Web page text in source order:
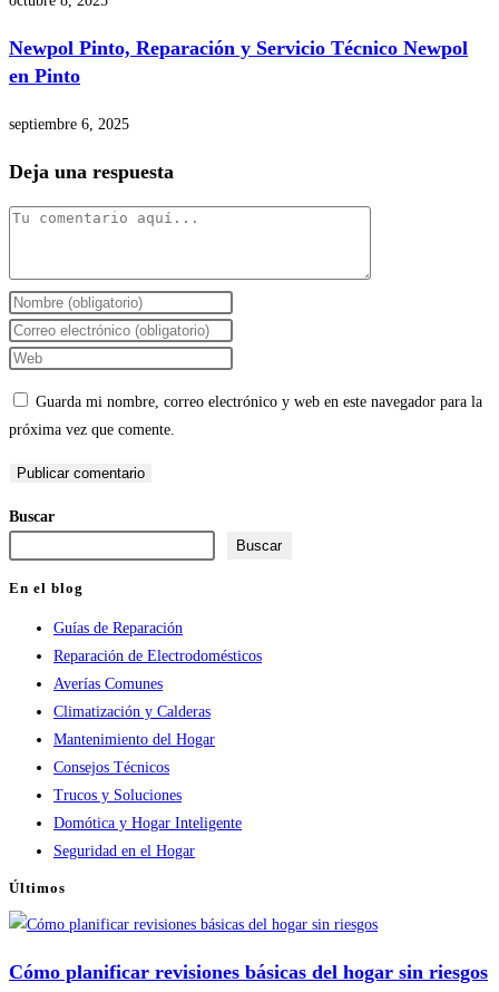
Newpol Pinto, Reparación y Servicio Técnico Newpol
en Pinto
septiembre 6, 2025
Deja una respuesta
Comentario
Introduce
tu
nombre
de
usuario
comentar
Introduce
tu
correo
electrónico
comentar
Introduce
de
tu
(opcional)
Guarda mi nombre, correo electrónico y web en este navegador para la
próxima vez que comente.
Buscar
Buscar
En el blog
Guías de Reparación
Reparación de Electrodomésticos
Averías Comunes
Climatización y Calderas
Mantenimiento del Hogar
Consejos Técnicos
Trucos y Soluciones
Domótica y Hogar Inteligente
Seguridad en el Hogar
Últimos
Cómo planificar revisiones básicas del hogar sin riesgos